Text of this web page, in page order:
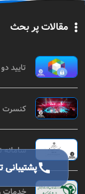
مقالات پر بحث
تایید
کنسرت
سامانه
callپشتیبانی